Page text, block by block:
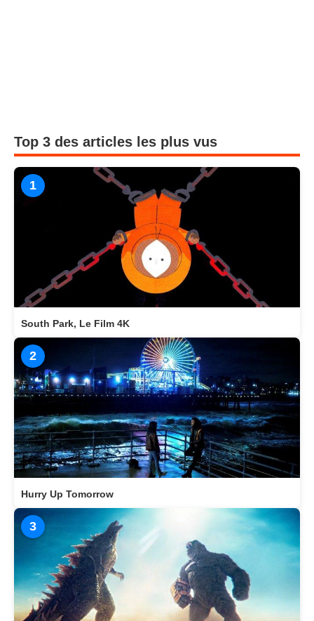
Top 3 des articles les plus vus
1
South Park, Le Film 4K
2
Hurry Up Tomorrow
3